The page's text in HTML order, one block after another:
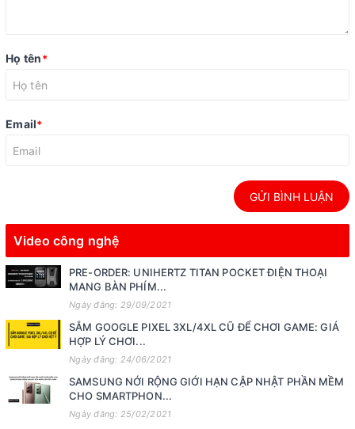
Họ tên*
Email*
GỬI BÌNH LUẬN
Video công nghệ
PRE-ORDER: UNIHERTZ TITAN POCKET ĐIỆN THOẠI
MANG BÀN PHÍM...
Ngày đăng: 29/09/2021
SẮM GOOGLE PIXEL 3XL/4XL CŨ ĐỂ CHƠI GAME: GIÁ
HỢP LÝ CHƠI...
Ngày đăng: 24/06/2021
SAMSUNG NỚI RỘNG GIỚI HẠN CẬP NHẬT PHẦN MỀM
CHO SMARTPHON...
Ngày đăng: 25/02/2021